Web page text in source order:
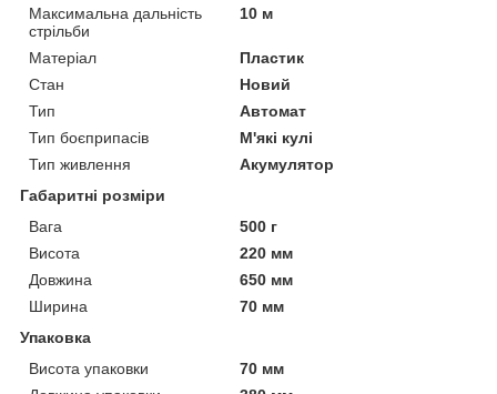
Максимальна дальність
стрільби
10 м
Матеріал
Пластик
Стан
Новий
Тип
Автомат
Тип боєприпасів
М'які кулі
Тип живлення
Акумулятор
Габаритні розміри
Вага
500 г
Висота
220 мм
Довжина
650 мм
Ширина
70 мм
Упаковка
Висота упаковки
70 мм